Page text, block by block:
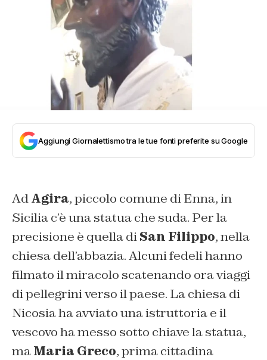
Aggiungi Giornalettismo tra le tue fonti preferite su Google
AdAgira, piccolo comune di Enna, in
Sicilia c’è una statua che suda. Per la
precisione è quella diSan Filippo, nella
chiesa dell’abbazia. Alcuni fedeli hanno
filmato il miracolo scatenando ora viaggi
di pellegrini verso il paese. La chiesa di
Nicosia ha avviato una istruttoria e il
vescovo ha messo sotto chiave la statua,
maMaria Greco, prima cittadina